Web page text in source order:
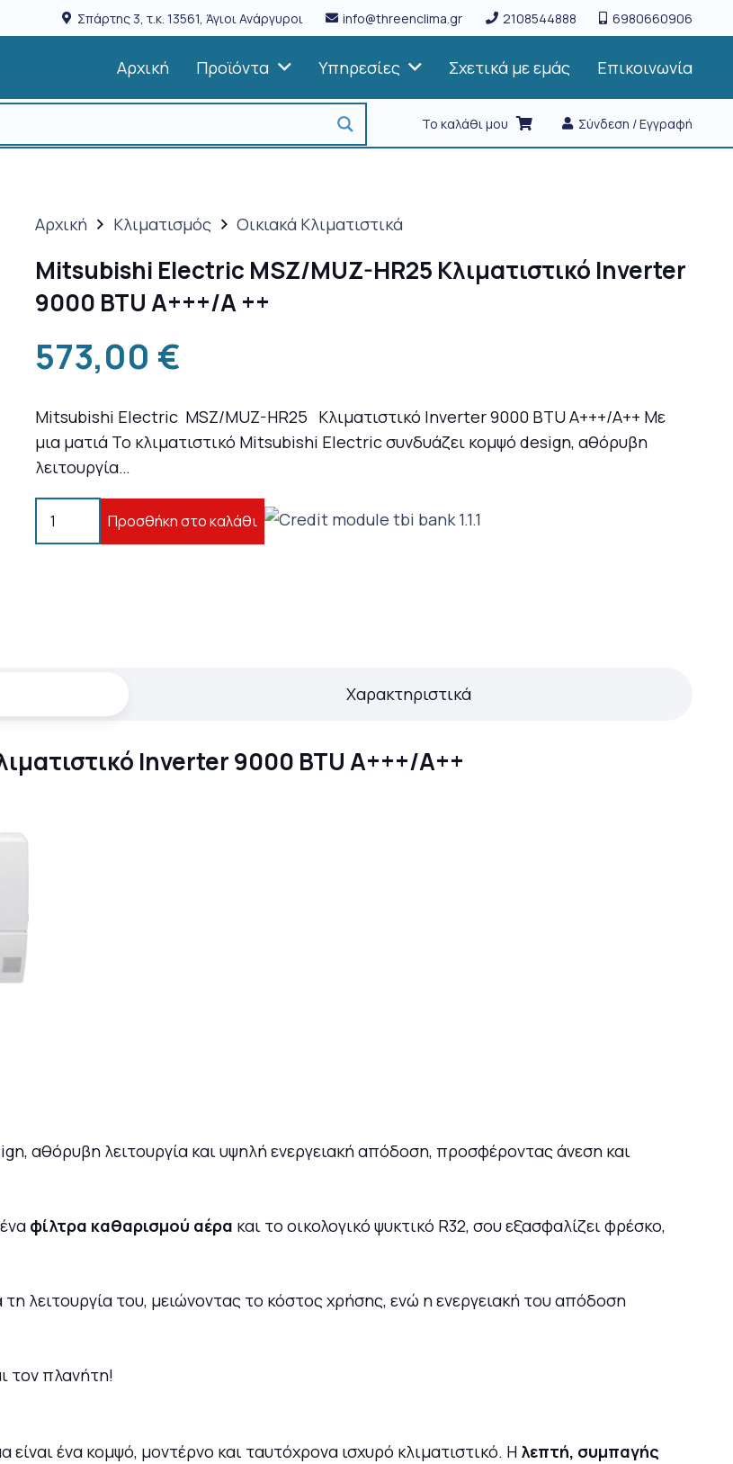
Σπάρτης 3, τ.κ. 13561, Άγιοι Ανάργυροι info@threenclima.gr 2108544888 6980660906
Αρχική Προϊόντα Υπηρεσίες Σχετικά με εμάς Επικοινωνία
Το καλάθι μου Σύνδεση / Εγγραφή
Αρχική Κλιματισμός Οικιακά Κλιματιστικά
Mitsubishi Electric MSZ/MUZ-HR25 Κλιματιστικό Inverter
9000 BTU A+++/A ++
573,00 €
Mitsubishi Electric MSZ/MUZ-HR25 Κλιματιστικό Inverter 9000 BTU A+++/A++ Με
μια ματιά Το κλιματιστικό Mitsubishi Electric συνδυάζει κομψό design, αθόρυβη
λειτουργία…
A+++/A
ποσότητα
Προσθήκη στο καλάθι
Χαρακτηριστικά
Inverter 9000 BTU A+++/A++
αθόρυβη λειτουργία και υψηλή ενεργειακή απόδοση, προσφέροντας άνεση και
φίλτρα καθαρισμού αέρα και το οικολογικό ψυκτικό R32, σου εξασφαλίζει φρέσκο,
λειτουργία του, μειώνοντας το κόστος χρήσης, ενώ η ενεργειακή του απόδοση
τον πλανήτη!
είναι ένα κομψό, μοντέρνο και ταυτόχρονα ισχυρό κλιματιστικό. Η λεπτή, συμπαγής